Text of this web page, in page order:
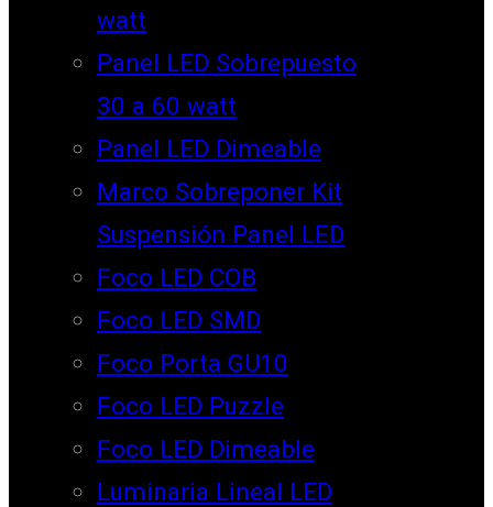
watt
Panel LED Sobrepuesto
30 a 60 watt
Panel LED Dimeable
Marco Sobreponer Kit
Suspensión Panel LED
Foco LED COB
Foco LED SMD
Foco Porta GU10
Foco LED Puzzle
Foco LED Dimeable
Luminaria Lineal LED